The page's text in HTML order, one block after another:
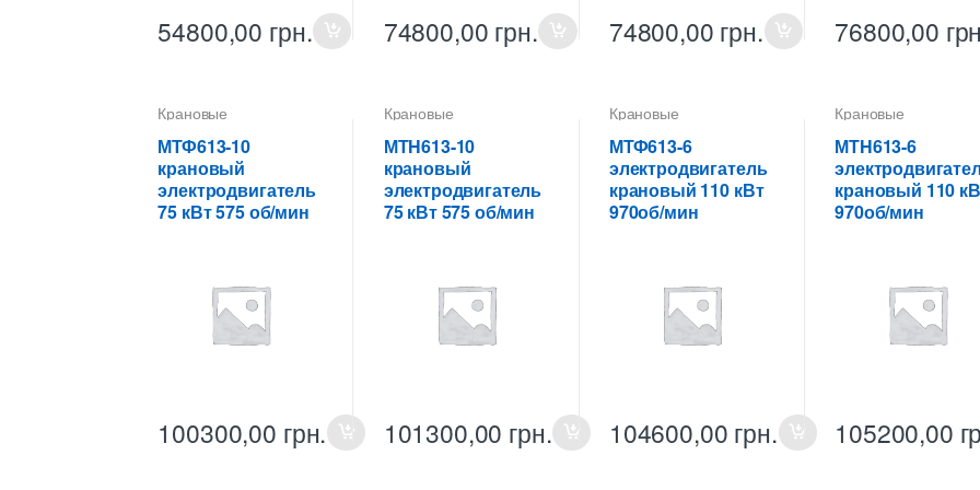
54800,00 грн. 74800,00 грн. 74800,00 грн. 76800,00
Крановые
электродвигатели
МТФ613-10
крановый
электродвигатель
75 кВт 575 об/мин
100300,00 грн.
Крановые
электродвигатели
МТH613-10
крановый
электродвигатель
75 кВт 575 об/мин
101300,00 грн.
Крановые
электродвигатели
МТФ613-6
электродвигатель
крановый 110 кВт
970об/мин
104600,00 грн.
Крановые
электродвигатели
МТH613-6
крановый 110
970об/мин
105200,00